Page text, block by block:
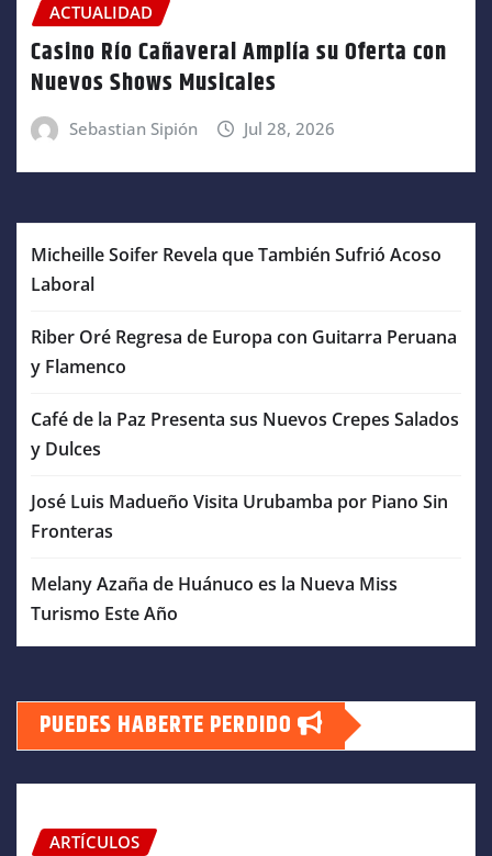
ACTUALIDAD
Casino Río Cañaveral Amplía su Oferta con
Nuevos Shows Musicales
Sebastian Sipión Jul 28, 2026
Micheille Soifer Revela que También Sufrió Acoso
Laboral
Riber Oré Regresa de Europa con Guitarra Peruana
y Flamenco
Café de la Paz Presenta sus Nuevos Crepes Salados
y Dulces
José Luis Madueño Visita Urubamba por Piano Sin
Fronteras
Melany Azaña de Huánuco es la Nueva Miss
Turismo Este Año
PUEDES HABERTE PERDIDO
ARTÍCULOS